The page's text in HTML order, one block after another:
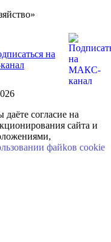
согласие на
сайта и
файkов cookie